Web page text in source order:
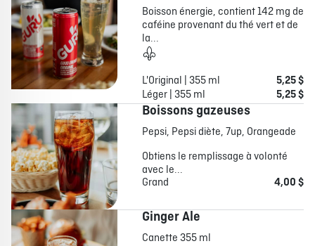
Boisson énergie, contient 142 mg de
caféine provenant du thé vert et de
la...
L'Original | 355 ml
5,25 $
Léger | 355 ml
5,25 $
Boissons gazeuses
Pepsi, Pepsi diète, 7up, Orangeade
Obtiens le remplissage à volonté
avec le...
Grand
4,00 $
Ginger Ale
Canette 355 ml